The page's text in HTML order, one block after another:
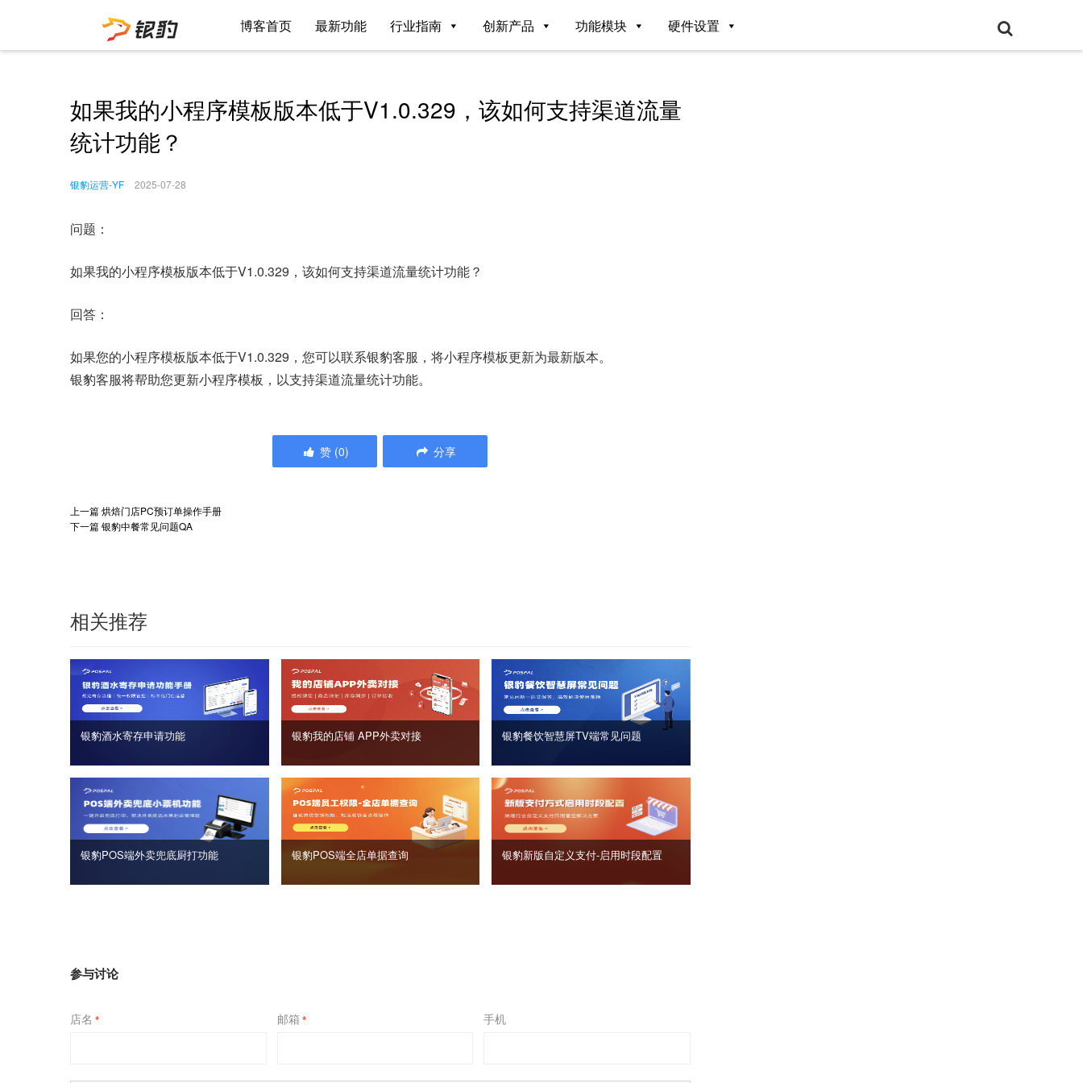
博客首页 最新功能 行业指南 创新产品 功能模块 硬件设置
如果我的小程序模板版本低于V1.0.329，该如何支持渠道流量
统计功能？
银豹运营-YF 2025-07-28
问题：
如果我的小程序模板版本低于V1.0.329，该如何支持渠道流量统计功能？
回答：
如果您的小程序模板版本低于V1.0.329，您可以联系银豹客服，将小程序模板更新为最新版本。
银豹客服将帮助您更新小程序模板，以支持渠道流量统计功能。
赞 (0) 分享
上一篇烘焙门店PC预订单操作手册
下一篇银豹中餐常见问题QA
相关推荐
银豹酒水寄存申请功能 银豹我的店铺 APP外卖对接 银豹餐饮智慧屏TV端常见问题
银豹POS端外卖兜底厨打功能 银豹POS端全店单据查询 银豹新版自定义支付‑启用时段配置
参与讨论
店名 * 邮箱 * 手机